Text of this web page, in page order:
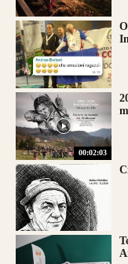
00:02:03